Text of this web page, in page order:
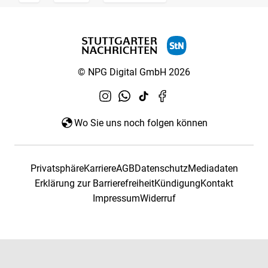
© NPG Digital GmbH 2026
Wo Sie uns noch folgen können
PrivatsphäreKarriereAGBDatenschutzMediadaten
Erklärung zur BarrierefreiheitKündigungKontakt
ImpressumWiderruf